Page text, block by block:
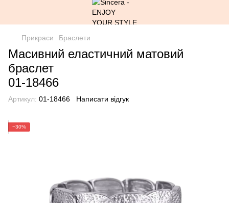
Прикраси Браслети
Масивний еластичний матовий
браслет
01-18466
Артикул: 01-18466 Написати відгук
−30%